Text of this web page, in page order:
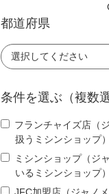
都道府県
条件を選ぶ（複数
フランチャイズ店（
扱うミシンショップ）
ミシンショップ（ジ
いるミシンショップ）